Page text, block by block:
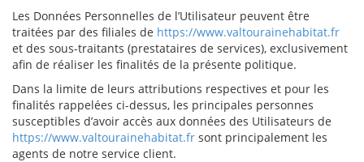
Les Données Personnelles de l’Utilisateur peuvent être
traitées par des filiales de https://www.valtourainehabitat.fr
et des sous-traitants (prestataires de services), exclusivement
afin de réaliser les finalités de la présente politique.
Dans la limite de leurs attributions respectives et pour les
finalités rappelées ci-dessus, les principales personnes
susceptibles d’avoir accès aux données des Utilisateurs de
https://www.valtourainehabitat.fr sont principalement les
agents de notre service client.